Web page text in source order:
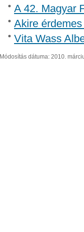
A 42. Magyar
Akire
Vita Wass
Módosítás dátuma: 2010.